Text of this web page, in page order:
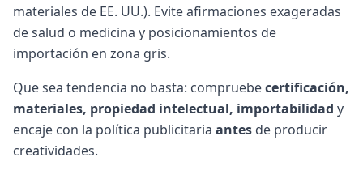
materiales de EE. UU.). Evite afirmaciones exageradas
de salud o medicina y posicionamientos de
importación en zona gris.
Que sea tendencia no basta: compruebecertificación,
materiales, propiedad intelectual, importabilidad y
encaje con la política publicitaria antes de producir
creatividades.